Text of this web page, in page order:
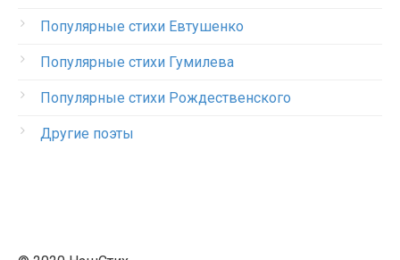
Популярные стихи Евтушенко
Популярные стихи Гумилева
Популярные стихи Рождественского
Другие поэты